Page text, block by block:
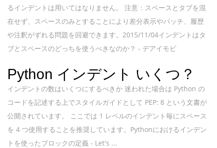
るインデントは用いてはなりません。 注意：スペースとタブを混
在せず、スペースのみとすることにより差分表示やパッチ、履歴
や注釈がずれる問題を回避できます。2015/11/04インデントはタ
ブとスペースのどっちを使うべきなのか？ - デアイモビ
Python インデント いくつ？
インデントの数はいくつにするべきか 迷われた場合は Python の
コードを記述する上でスタイルガイドとして PEP: 8 という文書が
公開されています。 ここでは 1 レベルのインデント毎にスペース
を 4 つ使用することを推奨しています。Pythonにおけるインデン
トを使ったブロックの定義 - Let's ...